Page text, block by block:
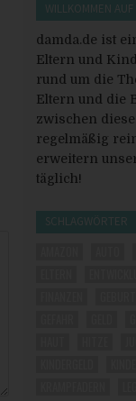
WILLKOMMEN
damda.de ist
Eltern und
rund um die
Eltern und die
zwischen
regelmäßig
erweitern
täglich!
SCHLAGWÖRTER